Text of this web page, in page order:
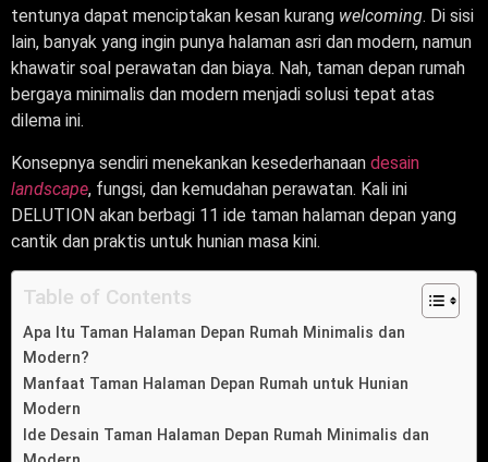
tentunya dapat menciptakan kesan kurang welcoming. Di sisi
lain, banyak yang ingin punya halaman asri dan modern, namun
khawatir soal perawatan dan biaya. Nah, taman depan rumah
bergaya minimalis dan modern menjadi solusi tepat atas
dilema ini.
Konsepnya sendiri menekankan kesederhanaan desain
landscape, fungsi, dan kemudahan perawatan. Kali ini
DELUTION akan berbagi 11 ide taman halaman depan yang
cantik dan praktis untuk hunian masa kini.
Table of Contents
Apa Itu Taman Halaman Depan Rumah Minimalis dan
Modern?
Manfaat Taman Halaman Depan Rumah untuk Hunian
Modern
Ide Desain Taman Halaman Depan Rumah Minimalis dan